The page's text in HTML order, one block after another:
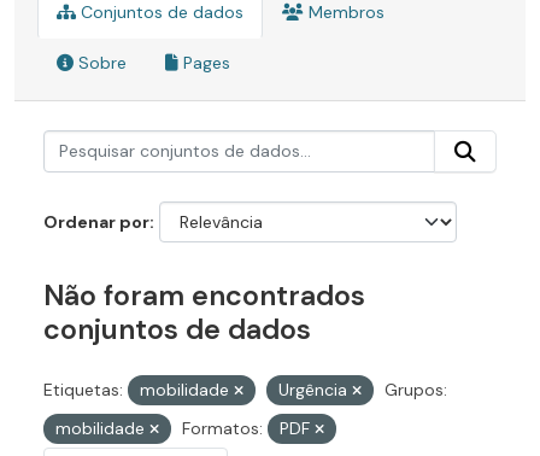
Conjuntos de dados Membros
Sobre Pages
Ordenar por
Não foram encontrados
conjuntos de dados
Etiquetas: mobilidade Urgência
Grupos:
mobilidade
Formatos:
PDF